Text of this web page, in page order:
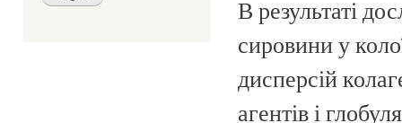
В результаті
сировини у
дисперсій
агентів і